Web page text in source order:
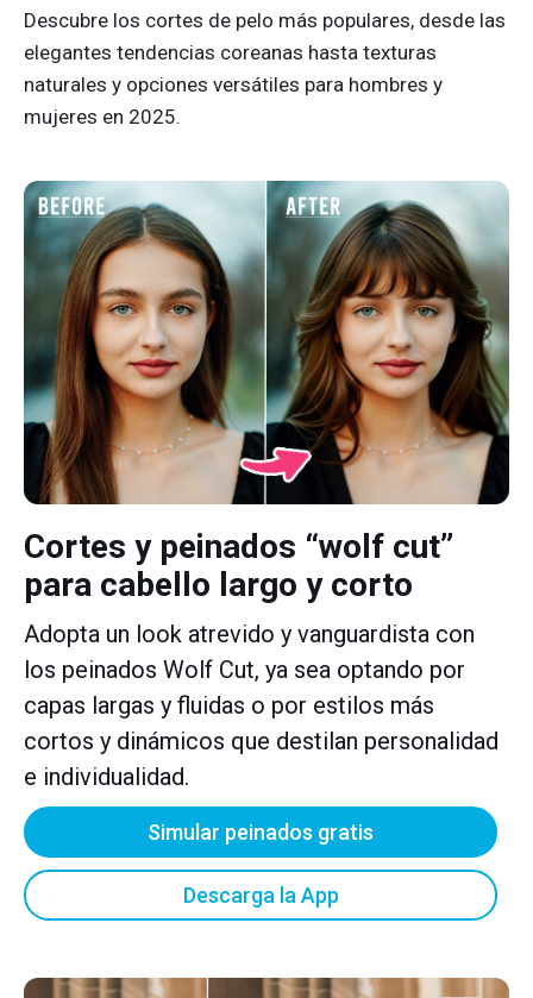
Descubre los cortes de pelo más populares, desde las
elegantes tendencias coreanas hasta texturas
naturales y opciones versátiles para hombres y
mujeres en 2025.
Cortes y peinados “wolf cut”
para cabello largo y corto
Adopta un look atrevido y vanguardista con
los peinados Wolf Cut, ya sea optando por
capas largas y fluidas o por estilos más
cortos y dinámicos que destilan personalidad
e individualidad.
Simular peinados gratis
Descarga la App